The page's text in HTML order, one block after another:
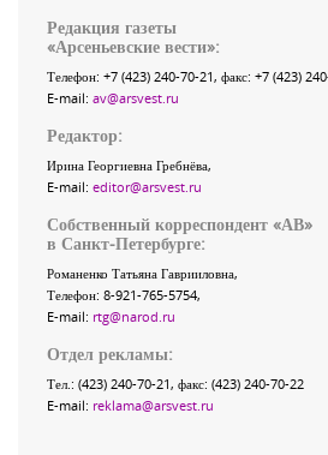
Редакция газеты
«Арсеньевские вести»:
Телефон: +7 (423) 240-70-21, факс: +7 (423)
E-mail: av@arsvest.ru
Редактор:
Ирина Георгиевна Гребнёва,
E-mail: editor@arsvest.ru
Собственный корреспондент «АВ»
в Санкт-Петербурге:
Романенко Татьяна Гаврииловна,
Телефон: 8-921-765-5754,
E-mail: rtg@narod.ru
Отдел рекламы:
Тел.: (423) 240-70-21, факс: (423) 240-70-22
E-mail: reklama@arsvest.ru